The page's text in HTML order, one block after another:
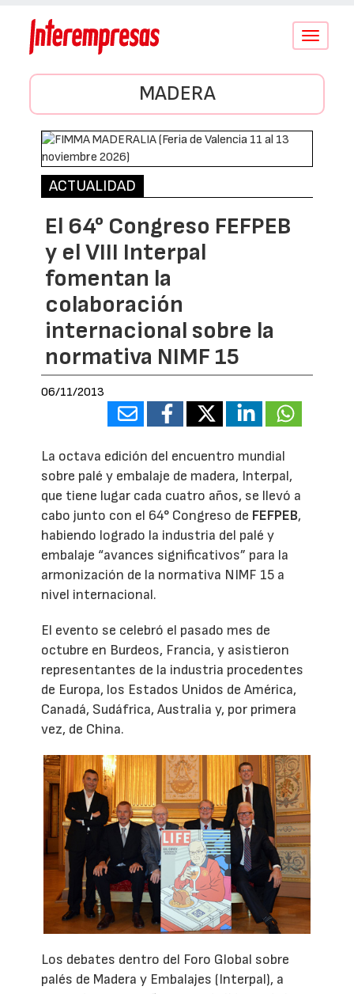
Conmutar
MADERA
ACTUALIDAD
El 64° Congreso FEFPEB
y el VIII Interpal
fomentan la
colaboración
internacional sobre la
normativa NIMF 15
06/11/2013
La octava edición del encuentro mundial
sobre palé y embalaje de madera, Interpal,
que tiene lugar cada cuatro años, se llevó a
cabo junto con el 64° Congreso de FEFPEB,
habiendo logrado la industria del palé y
embalaje “avances significativos” para la
armonización de la normativa NIMF 15 a
nivel internacional.
El evento se celebró el pasado mes de
octubre en Burdeos, Francia, y asistieron
representantes de la industria procedentes
de Europa, los Estados Unidos de América,
Canadá, Sudáfrica, Australia y, por primera
vez, de China.
Los debates dentro del Foro Global sobre
palés de Madera y Embalajes (Interpal), a